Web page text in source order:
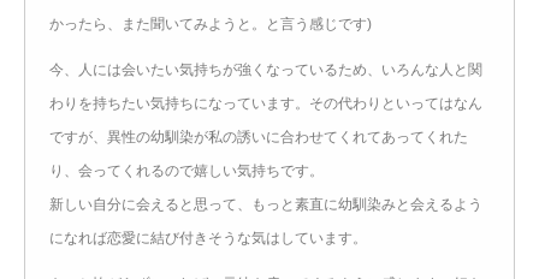
かったら、また聞いてみようと。と言う感じです)
今、人には会いたい気持ちが強くなっているため、いろんな人と関
わりを持ちたい気持ちになっています。その代わりといってはなん
ですが、異性の幼馴染が私の誘いに合わせてくれてあってくれた
り、会ってくれるので嬉しい気持ちです。
新しい自分に会えると思って、もっと素直に幼馴染みと会えるよう
になれば恋愛に結び付きそうな気はしています。